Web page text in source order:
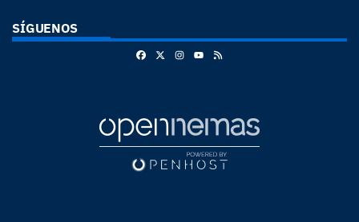
SÍGUENOS
FacebookInstagram